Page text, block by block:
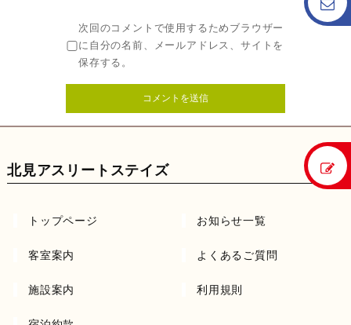
次回のコメントで使用するためブラウザー
に自分の名前、メールアドレス、サイトを
保存する。
北見アスリートステイズ
トップページ お知らせ一覧
客室案内 よくあるご質問
施設案内 利用規則